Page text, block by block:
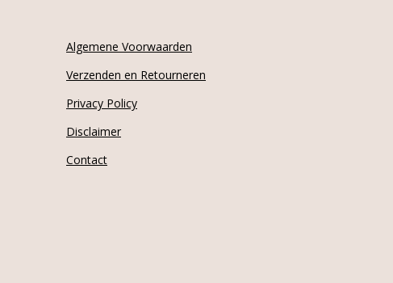
Algemene Voorwaarden
Verzenden en Retourneren
Privacy Policy
Disclaimer
Contact